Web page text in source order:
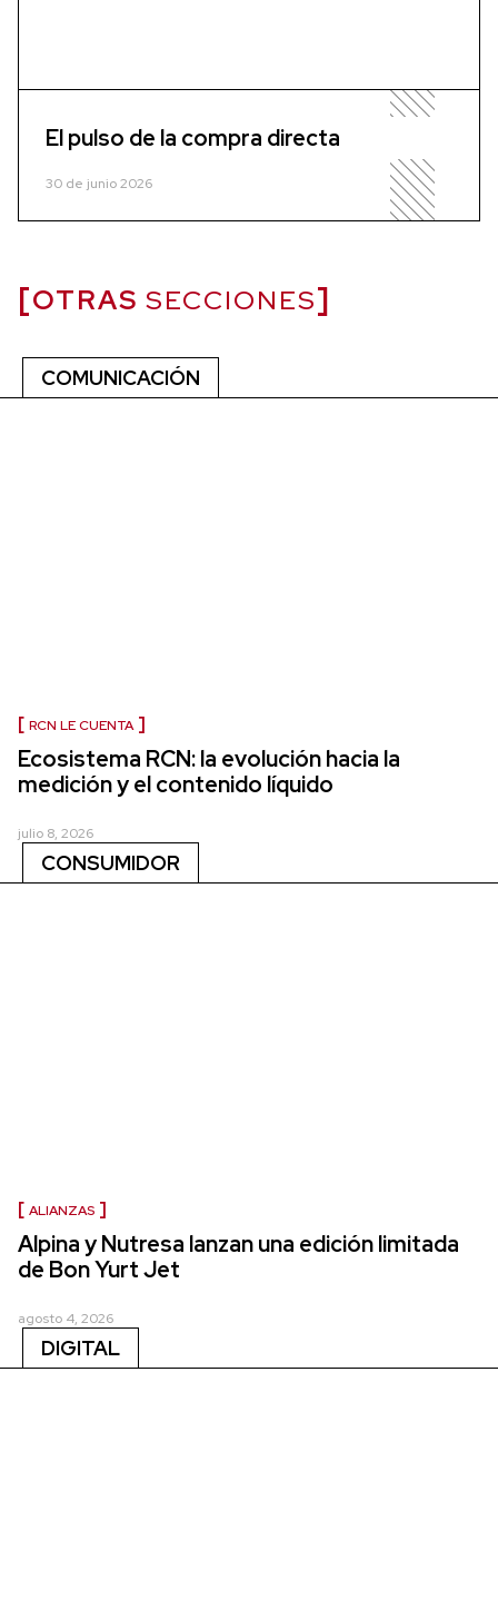
El pulso de la compra directa
30 de junio 2026
OTRAS SECCIONES
COMUNICACIÓN
RCN LE CUENTA
Ecosistema RCN: la evolución hacia la
medición y el contenido líquido
julio 8, 2026
CONSUMIDOR
ALIANZAS
Alpina y Nutresa lanzan una edición limitada
de Bon Yurt Jet
agosto 4, 2026
DIGITAL